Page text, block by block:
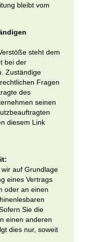
bleibt vom
steht dem
bei der
Zuständige
Fragen
des
seinen
diesem Link
auf Grundlage
eines Vertrags
oder an einen
Sie die
einen anderen
dies nur, soweit